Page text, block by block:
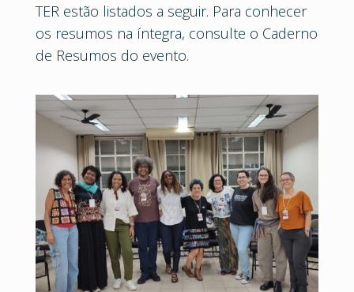
TER estão listados a seguir. Para conhecer
os resumos na íntegra, consulte o Caderno
de Resumos do evento.